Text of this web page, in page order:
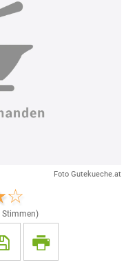
Foto Gutekueche.at
Stimmen)